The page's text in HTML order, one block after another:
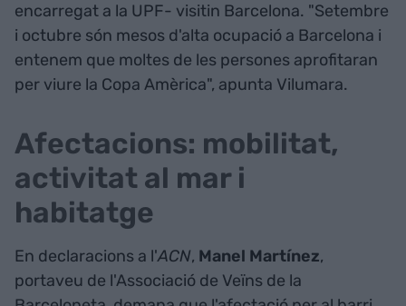
encarregat a la UPF- visitin Barcelona. "Setembre
i octubre són mesos d'alta ocupació a Barcelona i
entenem que moltes de les persones aprofitaran
per viure la Copa Amèrica", apunta Vilumara.
Afectacions: mobilitat,
activitat al mar i
habitatge
En declaracions a l'ACN, Manel Martínez,
portaveu de l'Associació de Veïns de la